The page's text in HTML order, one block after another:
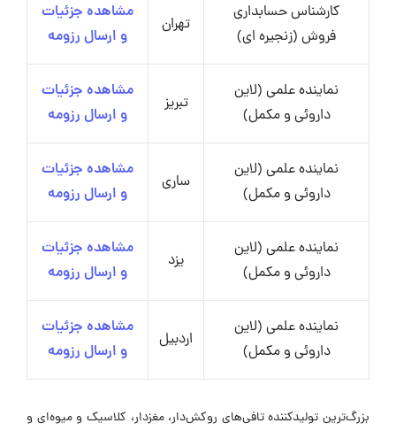
کارشناس حسابداری
فروش (زنجیره ای)
تهران
مشاهده جزئیات
و ارسال رزومه
نماینده علمی (لاین
داروئی و مکمل)
تبریز
مشاهده جزئیات
و ارسال رزومه
نماینده علمی (لاین
داروئی و مکمل)
ساری
مشاهده جزئیات
و ارسال رزومه
نماینده علمی (لاین
داروئی و مکمل)
یزد
مشاهده جزئیات
و ارسال رزومه
نماینده علمی (لاین
داروئی و مکمل)
اردبیل
مشاهده جزئیات
و ارسال رزومه
بزرگ‌ترین تولیدکننده تافی‌های روکش‌دار، مغزدار، کلاسیک و میوه‌ای و